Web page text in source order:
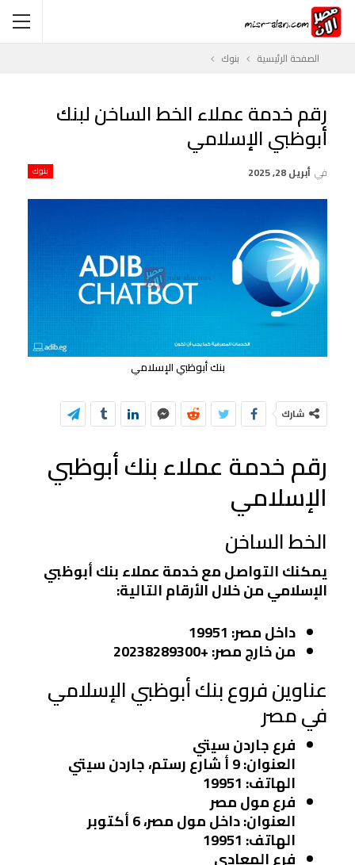
الصفحة الرئيسية بنوك
رقم خدمة عملاء الخط الساخن لبنك
أبوظبي الإسلامي
بنوك في أبريل 28, 2025
بنك أبوظبي الإسلامي
شارك
رقم خدمة عملاء بنك أبوظبي
الإسلامي
الخط الساخن
يمكنك التواصل مع خدمة عملاء بنك أبوظبي
الإسلامي من خلال الأرقام التالية:
داخل مصر: 19951
من خارج مصر: +20238289300
عناوين فروع بنك أبوظبي الإسلامي
في مصر
فرع جاردن سيتي
العنوان: 9 أ شارع رستم، جاردن سيتي
الهاتف: 19951
فرع مول مصر
العنوان: داخل مول مصر، 6 أكتوبر
الهاتف: 19951
فرع المعادي